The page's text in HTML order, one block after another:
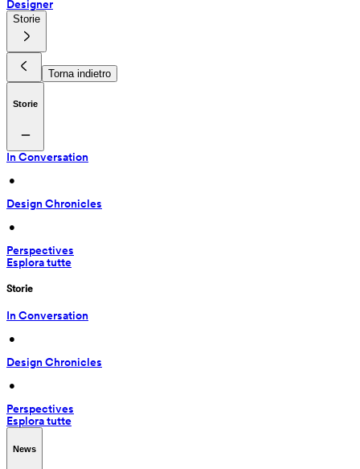
Designer
Storie
Torna indietro
Storie
In Conversation
•
Design Chronicles
•
Perspectives
Esplora tutte
Storie
In Conversation
•
Design Chronicles
•
Perspectives
Esplora tutte
News